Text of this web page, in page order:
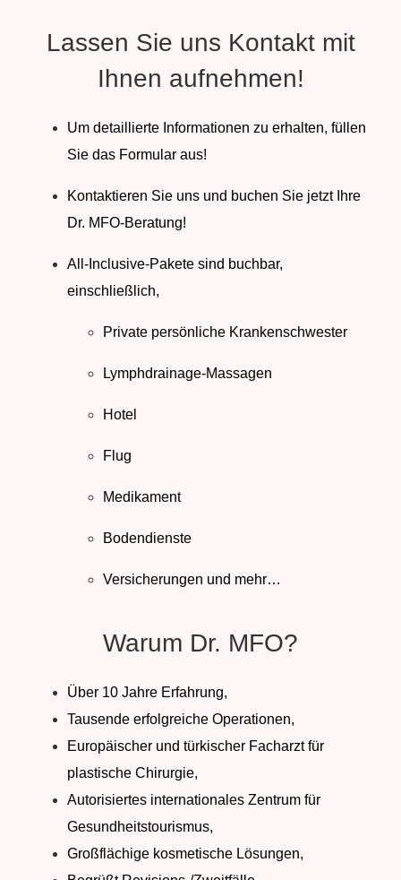
Lassen Sie uns Kontakt mit
Ihnen aufnehmen!
Um detaillierte Informationen zu erhalten, füllen
Sie das Formular aus!
Kontaktieren Sie uns und buchen Sie jetzt Ihre
Dr. MFO-Beratung!
All-Inclusive-Pakete sind buchbar,
einschließlich,
Private persönliche Krankenschwester
Lymphdrainage-Massagen
Hotel
Flug
Medikament
Bodendienste
Versicherungen und mehr…
Warum Dr. MFO?
Über 10 Jahre Erfahrung,
Tausende erfolgreiche Operationen,
Europäischer und türkischer Facharzt für
plastische Chirurgie,
Autorisiertes internationales Zentrum für
Gesundheitstourismus,
Großflächige kosmetische Lösungen,